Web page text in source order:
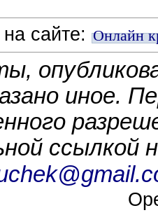
сайте: Онлайн
иное.
ссылкой